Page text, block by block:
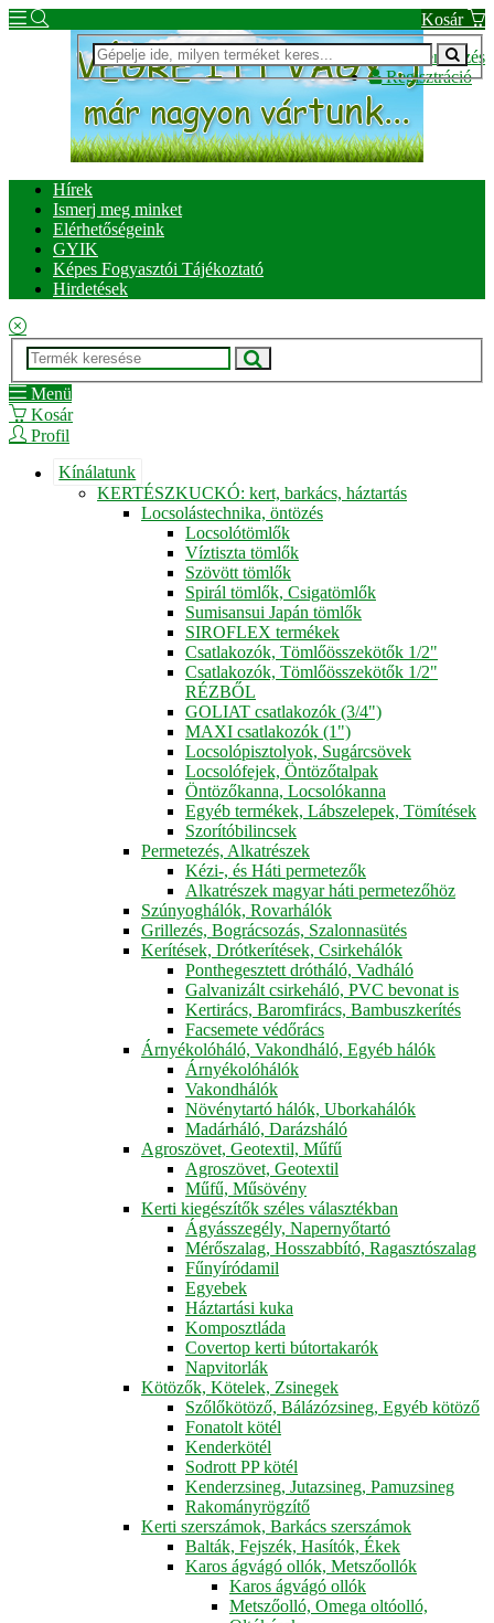
Kosár
Bejelentkezés
Regisztráció
Hírek
Ismerj meg minket
Elérhetőségeink
GYIK
Képes Fogyasztói Tájékoztató
Hirdetések
Menü
Kosár
Profil
Kínálatunk
KERTÉSZKUCKÓ: kert, barkács, háztartás
Locsolástechnika, öntözés
Locsolótömlők
Víztiszta tömlők
Szövött tömlők
Spirál tömlők, Csigatömlők
Sumisansui Japán tömlők
SIROFLEX termékek
Csatlakozók, Tömlőösszekötők 1/2"
Csatlakozók, Tömlőösszekötők 1/2"
RÉZBŐL
GOLIAT csatlakozók (3/4")
MAXI csatlakozók (1")
Locsolópisztolyok, Sugárcsövek
Locsolófejek, Öntözőtalpak
Öntözőkanna, Locsolókanna
Egyéb termékek, Lábszelepek, Tömítések
Szorítóbilincsek
Permetezés, Alkatrészek
Kézi-, és Háti permetezők
Alkatrészek magyar háti permetezőhöz
Szúnyoghálók, Rovarhálók
Grillezés, Bográcsozás, Szalonnasütés
Kerítések, Drótkerítések, Csirkehálók
Ponthegesztett drótháló, Vadháló
Galvanizált csirkeháló, PVC bevonat is
Kertirács, Baromfirács, Bambuszkerítés
Facsemete védőrács
Árnyékolóháló, Vakondháló, Egyéb hálók
Árnyékolóhálók
Vakondhálók
Növénytartó hálók, Uborkahálók
Madárháló, Darázsháló
Agroszövet, Geotextil, Műfű
Agroszövet, Geotextil
Műfű, Műsövény
Kerti kiegészítők széles választékban
Ágyásszegély, Napernyőtartó
Mérőszalag, Hosszabbító, Ragasztószalag
Fűnyíródamil
Egyebek
Háztartási kuka
Komposztláda
Covertop kerti bútortakarók
Napvitorlák
Kötözők, Kötelek, Zsinegek
Szőlőkötöző, Bálázózsineg, Egyéb kötöző
Fonatolt kötél
Kenderkötél
Sodrott PP kötél
Kenderzsineg, Jutazsineg, Pamuzsineg
Rakományrögzítő
Kerti szerszámok, Barkács szerszámok
Balták, Fejszék, Hasítók, Ékek
Karos ágvágó ollók, Metszőollók
Karos ágvágó ollók
Metszőolló, Omega oltóolló,